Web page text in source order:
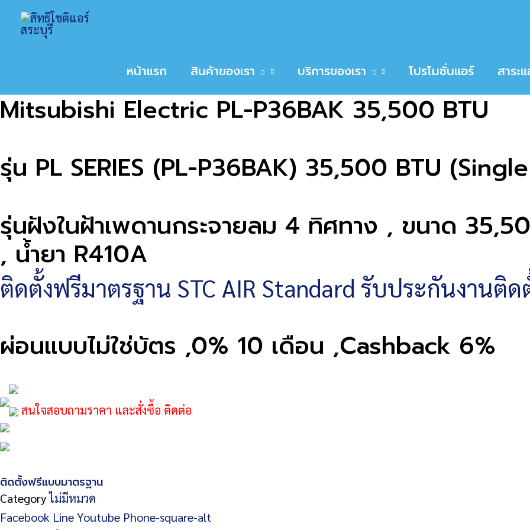
หน้าแรก สินค้าของเรา บริการของเรา โปรโมชั่นแอร์ สาระ
Home สินค้า
หน้าหลัก/
Mitsubishi Electric PL-P36BAK 35,500 BTU
รุ่น PL SERIES (PL-P36BAK) 35,500 BTU
รุ่นฝังในฝ้าเพดานกระจายลม 4 ทิศทาง , ขนาด
, น้ำยา R410A
ติดตั้งฟรีมาตรฐาน STC AIR Standard รับประกันงานติด
ผ่อนแบบไม่ใช่บัตร ,0% 10 เดือน ,Cashback 6%
สนใจสอบถามราคา และสั่งซื้อ ติดต่อ
ติดตั้งฟรีแบบมาตรฐาน
Categoryไม่มีหมวด
Facebook LineYoutube Phone-square-alt